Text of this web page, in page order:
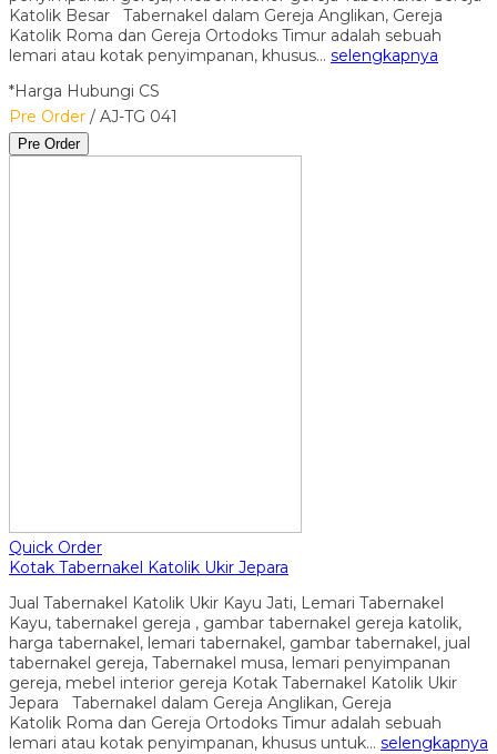
Katolik Besar Tabernakel dalam Gereja Anglikan, Gereja
Katolik Roma dan Gereja Ortodoks Timur adalah sebuah
lemari atau kotak penyimpanan, khusus… selengkapnya
*Harga Hubungi CS
Pre Order / AJ-TG 041
Pre Order
Quick Order
Kotak Tabernakel Katolik Ukir Jepara
Jual Tabernakel Katolik Ukir Kayu Jati, Lemari Tabernakel
Kayu, tabernakel gereja , gambar tabernakel gereja katolik,
harga tabernakel, lemari tabernakel, gambar tabernakel, jual
tabernakel gereja, Tabernakel musa, lemari penyimpanan
gereja, mebel interior gereja Kotak Tabernakel Katolik Ukir
Jepara Tabernakel dalam Gereja Anglikan, Gereja
Katolik Roma dan Gereja Ortodoks Timur adalah sebuah
lemari atau kotak penyimpanan, khusus untuk… selengkapnya